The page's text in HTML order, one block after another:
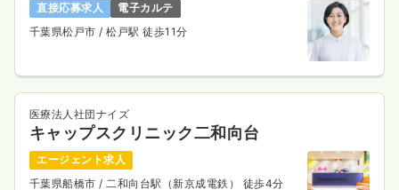
直接応募求人
電子カルテ
千葉県松戸市 / 松戸駅 徒歩11分
医療法人社団ナイズ
キャップスクリニック二和向台
エージェント求人
千葉県船橋市 / 二和向台駅（新京成電鉄） 徒歩4分